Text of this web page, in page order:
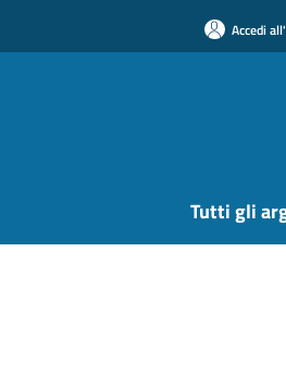
Accedi
Tutti gli